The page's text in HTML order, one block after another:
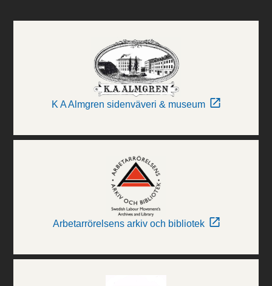
K A Almgren sidenväveri & museum
Arbetarrörelsens arkiv och bibliotek